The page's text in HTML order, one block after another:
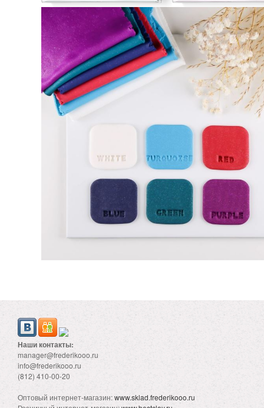
Наши контакты:
manager@frederikooo.ru
info@frederikooo.ru
(812) 410-00-20
Оптовый интернет-магазин:www.sklad.frederikooo.ru